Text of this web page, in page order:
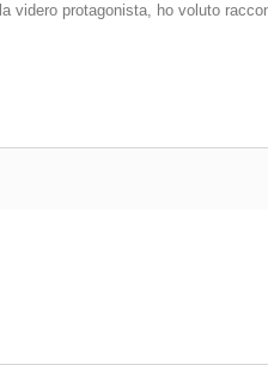
videro protagonista, ho voluto